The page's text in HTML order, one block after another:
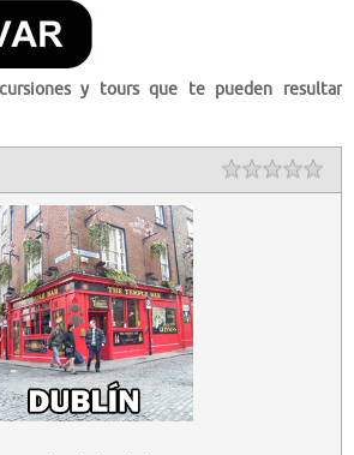
y tours que te pueden resultar